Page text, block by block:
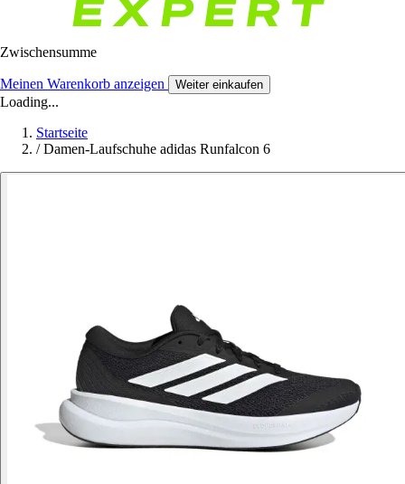
Zwischensumme
Meinen Warenkorb anzeigen Weiter einkaufen
Loading...
Startseite
/ Damen-Laufschuhe adidas Runfalcon 6